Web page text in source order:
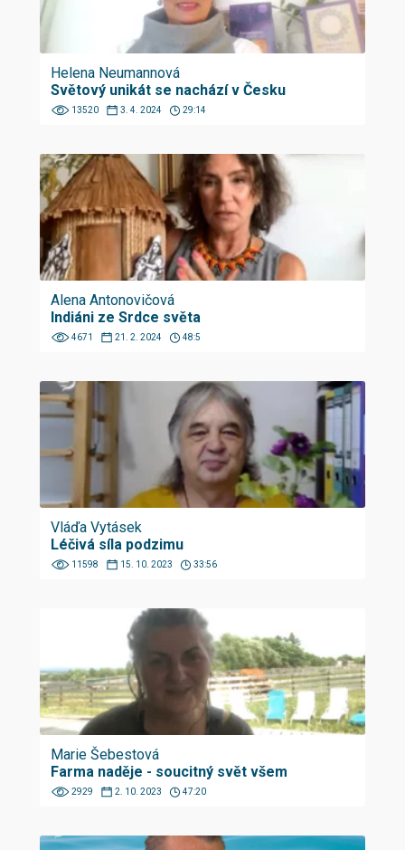
Helena Neumannová
Světový unikát se nachází v Česku
13520 3. 4. 2024 29:14
Alena Antonovičová
Indiáni ze Srdce světa
4671 21. 2. 2024 48:5
Vláďa Vytásek
Léčivá síla podzimu
11598 15. 10. 2023 33:56
Marie Šebestová
Farma naděje - soucitný svět všem
2929 2. 10. 2023 47:20